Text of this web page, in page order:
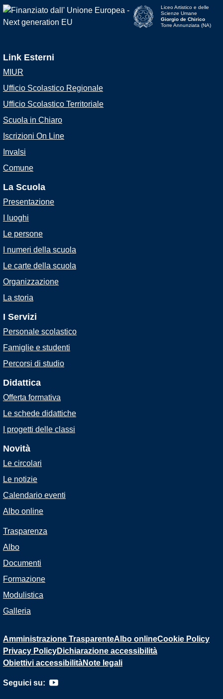
Liceo Artistico e delle
Scienze Umane
Giorgio de Chirico
Torre Annunziata (NA)
Link Esterni
MIUR
Ufficio Scolastico Regionale
Ufficio Scolastico Territoriale
Scuola in Chiaro
Iscrizioni On Line
Invalsi
Comune
La Scuola
Presentazione
I luoghi
Le persone
I numeri della scuola
Le carte della scuola
Organizzazione
La storia
I Servizi
Personale scolastico
Famiglie e studenti
Percorsi di studio
Didattica
Offerta formativa
Le schede didattiche
I progetti delle classi
Novità
Le circolari
Le notizie
Calendario eventi
Albo online
Trasparenza
Albo
Documenti
Formazione
Modulistica
Galleria
Amministrazione TrasparenteAlbo onlineCookie Policy
Privacy PolicyDichiarazione accessibilità
Obiettivi accessibilitàNote legali
Seguici su: